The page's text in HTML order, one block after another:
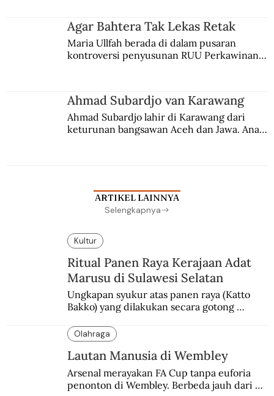
Agar Bahtera Tak Lekas Retak
Maria Ullfah berada di dalam pusaran
kontroversi penyusunan RUU Perkawinan.
Ahmad Subardjo van Karawang
Ahmad Subardjo lahir di Karawang dari
keturunan bangsawan Aceh dan Jawa. Anak
ARTIKEL LAINNYA
Selengkapnya
Kultur
Ritual Panen Raya Kerajaan Adat
Marusu di Sulawesi Selatan
Ungkapan syukur atas panen raya (Katto
Bakko) yang dilakukan secara gotong
Olahraga
Lautan Manusia di Wembley
Arsenal merayakan FA Cup tanpa euforia
penonton di Wembley. Berbeda jauh dari